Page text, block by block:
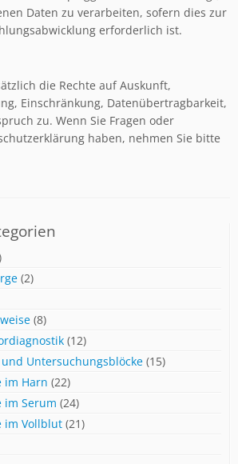
Daten zu verarbeiten, sofern dies zur
erforderlich ist.
die Rechte auf Auskunft,
Einschränkung, Datenübertragbarkeit,
zu. Wenn Sie Fragen oder
haben, nehmen Sie bitte
(2)
(8)
(12)
Untersuchungsblöcke (15)
im Harn (22)
im Serum (24)
im Vollblut (21)